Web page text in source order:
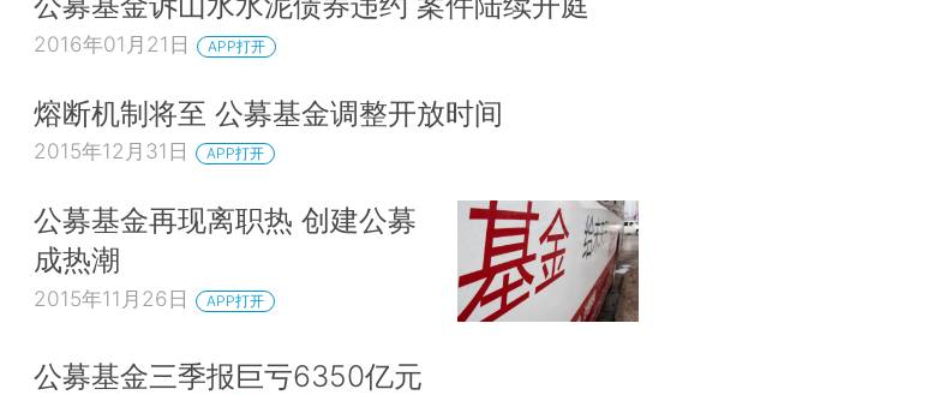
2016年01月21日 APP打开
熔断机制将至 公募基金调整开放时间
2015年12月31日 APP打开
公募基金再现离职热 创建公募
成热潮
2015年11月26日 APP打开
公募基金三季报巨亏6350亿元